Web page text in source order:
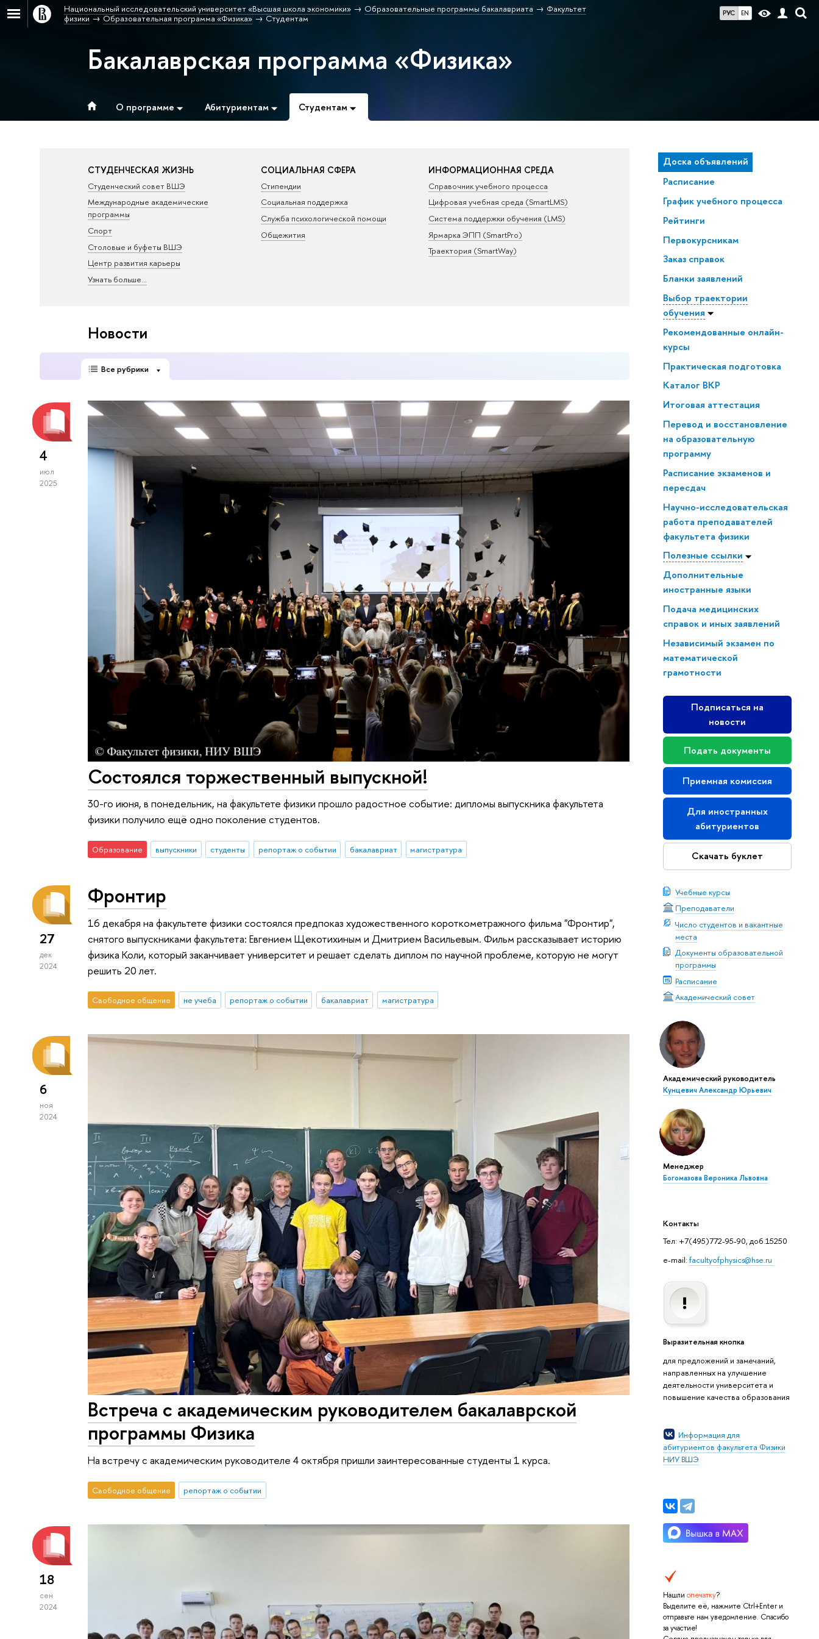
РУС EN
Национальный исследовательский университет «Высшая школа экономики» Образовательные программы бакалавриата
Факультет
физики
Образовательная программа «Физика» Студентам
Бакалаврская программа «Физика»
О программе Абитуриентам Студентам
Доска объявлений
Расписание
График учебного процесса
Рейтинги
Первокурсникам
Заказ справок
Бланки заявлений
Выбор траектории
обучения
Рекомендованные онлайн-
курсы
Практическая подготовка
Каталог ВКР
Итоговая аттестация
Перевод и восстановление
на образовательную
программу
Расписание экзаменов и
пересдач
Научно-исследовательская
работа преподавателей
факультета физики
Полезные ссылки
Дополнительные
иностранные языки
Подача медицинских
справок и иных заявлений
Независимый экзамен по
математической
грамотности
Подписаться на
новости
Подать документы
Приемная комиссия
Для иностранных
абитуриентов
Скачать буклет
Учебные курсы
Преподаватели
Число студентов и вакантные
места
Документы образовательной
программы
Расписание
Академический совет
Академический руководитель
Кунцевич Александр Юрьевич
Менеджер
Богомазова Вероника Львовна
Контакты
Тел: +7(495)772-95-90, доб.15250
e-mail: facultyofphysics@hse.ru
Выразительная кнопка
для предложений и замечаний,
направленных на улучшение
деятельности университета и
повышение качества образования
Информация для
абитуриентов факультета Физики
НИУ ВШЭ
Нашли опечатку?
Выделите её, нажмите Ctrl+Enter и
отправьте нам уведомление. Спасибо
за участие!
СТУДЕНЧЕСКАЯ ЖИЗНЬ
Студенческий совет ВШЭ
Международные академические
программы
Спорт
Столовые и буфеты ВШЭ
Центр развития карьеры
Узнать больше...
СОЦИАЛЬНАЯ СФЕРА
Стипендии
Социальная поддержка
Служба психологической помощи
Общежития
ИНФОРМАЦИОННАЯ СРЕДА
Справочник учебного процесса
Цифровая учебная среда (SmartLMS)
Система поддержки обучения (LMS)
Ярмарка ЭПП (SmartPro)
Траектория (SmartWay)
Новости
Все рубрики
4
июл
2025
Состоялся торжественный выпускной!
30-го июня, в понедельник, на факультете физики прошло радостное событие: дипломы выпускника факультета
физики получило ещё одно поколение студентов.
Образование выпускники студенты репортаж о событии бакалавриат магистратура
27
дек
2024
Фронтир
16 декабря на факультете физики состоялся предпоказ художественного короткометражного фильма "Фронтир",
снятого выпускниками факультета: Евгением Щекотихиным и Дмитрием Васильевым. Фильм рассказывает историю
физика Коли, который заканчивает университет и решает сделать диплом по научной проблеме, которую не могут
решить 20 лет.
Свободное общение не учеба репортаж о событии бакалавриат магистратура
6
ноя
2024
Встреча с академическим руководителем бакалаврской
программы Физика
На встречу с академическим руководителе 4 октября пришли заинтересованные студенты 1 курса.
Свободное общение репортаж о событии
18
сен
2024